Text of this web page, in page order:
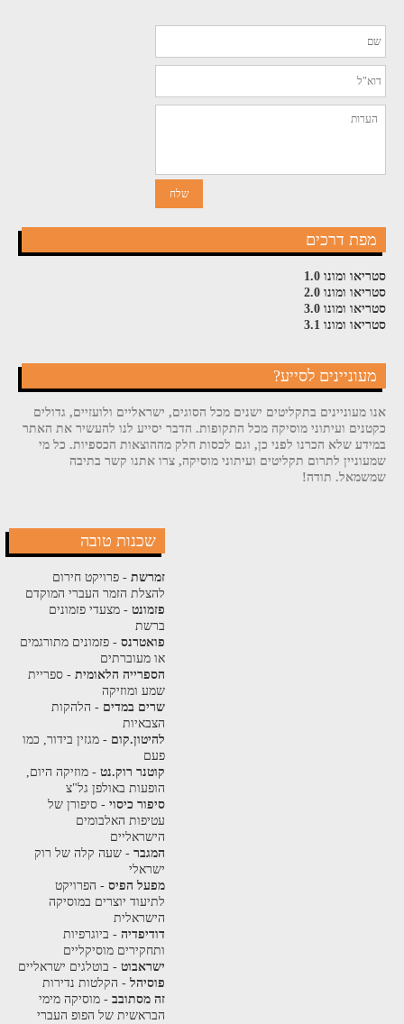
מפת דרכים
סטריאו ומונו 1.0
סטריאו ומונו 2.0
סטריאו ומונו 3.0
סטריאו ומונו 3.1
מעוניינים לסייע?
אנו מעוניינים בתקליטים ישנים מכל הסוגים, ישראליים ולועזיים, גדולים
כקטנים ועיתוני מוסיקה מכל התקופות. הדבר יסייע לנו להעשיר את האתר
במידע שלא הכרנו לפני כן, וגם לכסות חלק מההוצאות הכספיות. כל מי
שמעוניין לתרום תקליטים ועיתוני מוסיקה, צרו אתנו קשר בתיבה
שמשמאל. תודה!
שכנות טובה
זמרשת- פרויקט חירום
להצלת הזמר העברי המוקדם
פזמונט- מצעדי פזמונים
ברשת
פואטרנס- פזמונים מתורגמים
או מעוברתים
הספרייה הלאומית- ספריית
שמע ומוזיקה
שרים במדים - הלהקות
הצבאיות
להיטון.קום - מגזין בידור, כמו
פעם
קוטנר רוק.נט- מוזיקה היום,
הופעות באולפן גל"צ
סיפור כיסוי- סיפורן של
עטיפות האלבומים
הישראליים
המגבר- שעה קלה של רוק
ישראלי
מפעל הפיס- הפרויקט
לתיעוד יוצרים במוסיקה
הישראלית
דודיפדיה- ביוגרפיות
ותחקירים מוסיקליים
ישראבוט- בוטלגים ישראליים
פוסיהל- הקלטות נדירות
זה מסתובב- מוסיקה מימי
הבראשית של הפופ העברי